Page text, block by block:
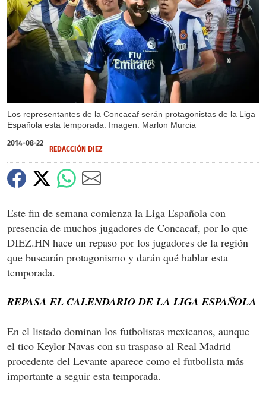
Los representantes de la Concacaf serán protagonistas de la Liga
Española esta temporada. Imagen: Marlon Murcia
X
2014-08-22
REDACCIÓN DIEZ
Este fin de semana comienza la Liga Española con
presencia de muchos jugadores de Concacaf, por lo que
DIEZ.HN hace un repaso por los jugadores de la región
que buscarán protagonismo y darán qué hablar esta
temporada.
REPASA EL CALENDARIO DE LA LIGA ESPAÑOLA
En el listado dominan los futbolistas mexicanos, aunque
el tico Keylor Navas con su traspaso al Real Madrid
procedente del Levante aparece como el futbolista más
importante a seguir esta temporada.